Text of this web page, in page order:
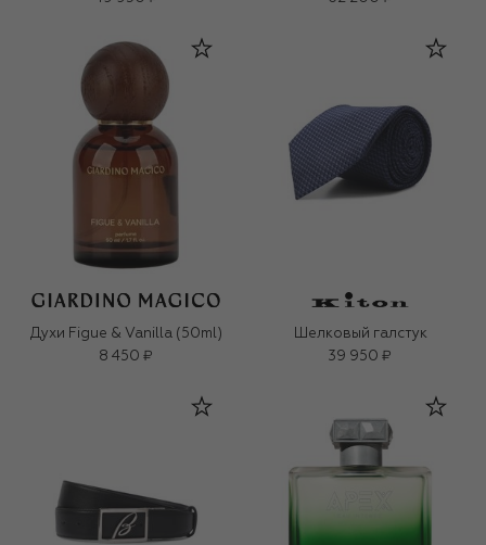
Духи Figue & Vanilla (50ml)
8 450 ₽
Шелковый галстук
39 950 ₽